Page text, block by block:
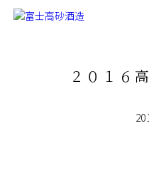
２０１６